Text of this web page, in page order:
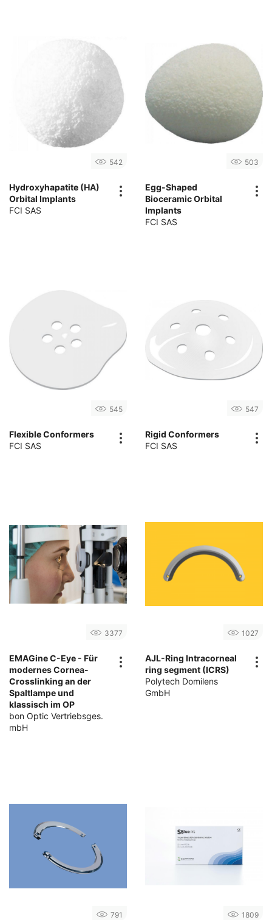
542
Hydroxyhapatite (HA)
Orbital Implants
FCI SAS
503
Egg-Shaped
Bioceramic Orbital
Implants
FCI SAS
545
Flexible Conformers
FCI SAS
547
Rigid Conformers
FCI SAS
3377
EMAGine C-Eye - Für
modernes Cornea-
Crosslinking an der
Spaltlampe und
klassisch im OP
bon Optic Vertriebsges.
mbH
1027
AJL-Ring Intracorneal
ring segment (ICRS)
Polytech Domilens
GmbH
791 1809